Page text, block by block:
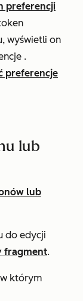
preferencji
, wyświetli on
.
preferencje
lub
lub
do edycji
fragment.
którym